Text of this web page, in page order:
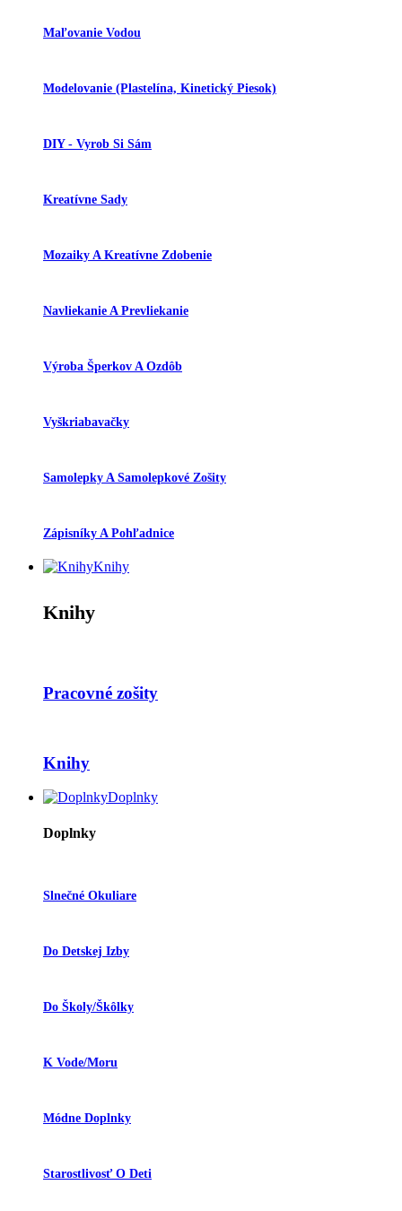
Maľovanie Vodou
Modelovanie (plastelína, Kinetický Piesok)
DIY - Vyrob Si Sám
Kreatívne Sady
Mozaiky A Kreatívne Zdobenie
Navliekanie A Prevliekanie
Výroba Šperkov A Ozdôb
Vyškriabavačky
Samolepky A Samolepkové Zošity
Zápisníky A Pohľadnice
Knihy
Knihy
Pracovné zošity
Knihy
Doplnky
Doplnky
Slnečné Okuliare
Do Detskej Izby
Do Školy/škôlky
K Vode/moru
Módne Doplnky
Starostlivosť O Deti